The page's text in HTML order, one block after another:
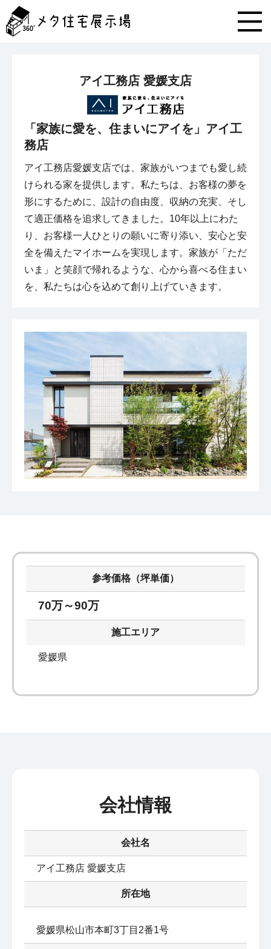
タ
住
アイ工務店 愛媛支店
「家族に愛を、住まいにアイを」アイ工
務店
アイ工務店愛媛支店では、家族がいつまでも愛し続
けられる家を提供します。私たちは、お客様の夢を
形にするために、設計の自由度、収納の充実、そし
て適正価格を追求してきました。10年以上にわた
り、お客様一人ひとりの願いに寄り添い、安心と安
全を備えたマイホームを実現します。家族が「ただ
いま」と笑顔で帰れるような、心から喜べる住まい
を、私たちは心を込めて創り上げていきます。
参考価格（坪単価）
70万～90万
施工エリア
愛媛県
会社情報
会社名
アイ工務店 愛媛支店
所在地
愛媛県松山市本町3丁目2番1号